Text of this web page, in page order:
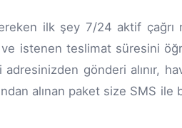
ilk şey 7/24 aktif çağrı
istenen teslimat süresini
gönderi alınır,
alınan paket size SMS ile